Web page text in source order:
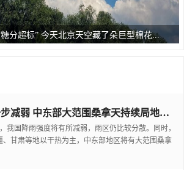
糖分超标” 今天北京天空藏了朵巨型棉花...
我国降雨强度进一步减弱 中东部大范围桑拿天持续局地可超38℃
我国降雨强度将有所减弱，雨区仍比较分散。同时，
甘肃等地以干热为主，中东部地区将有大范围桑拿